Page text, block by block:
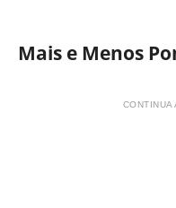
Mais e Menos
CONTINUA